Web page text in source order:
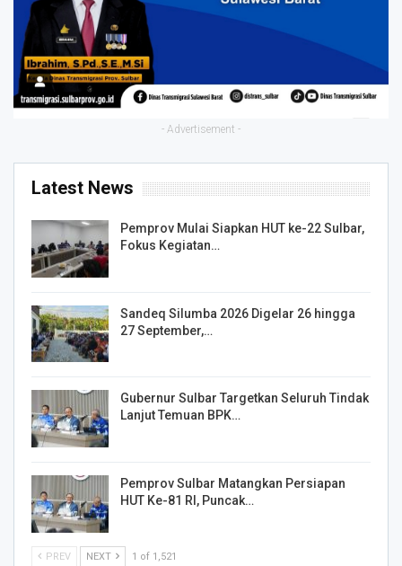
- Advertisement -
Latest News
Pemprov Mulai Siapkan HUT ke-22 Sulbar,
Fokus Kegiatan…
Sandeq Silumba 2026 Digelar 26 hingga
27 September,…
Gubernur Sulbar Targetkan Seluruh Tindak
Lanjut Temuan BPK…
Pemprov Sulbar Matangkan Persiapan
HUT Ke-81 RI, Puncak…
PREV NEXT 1 of 1,521